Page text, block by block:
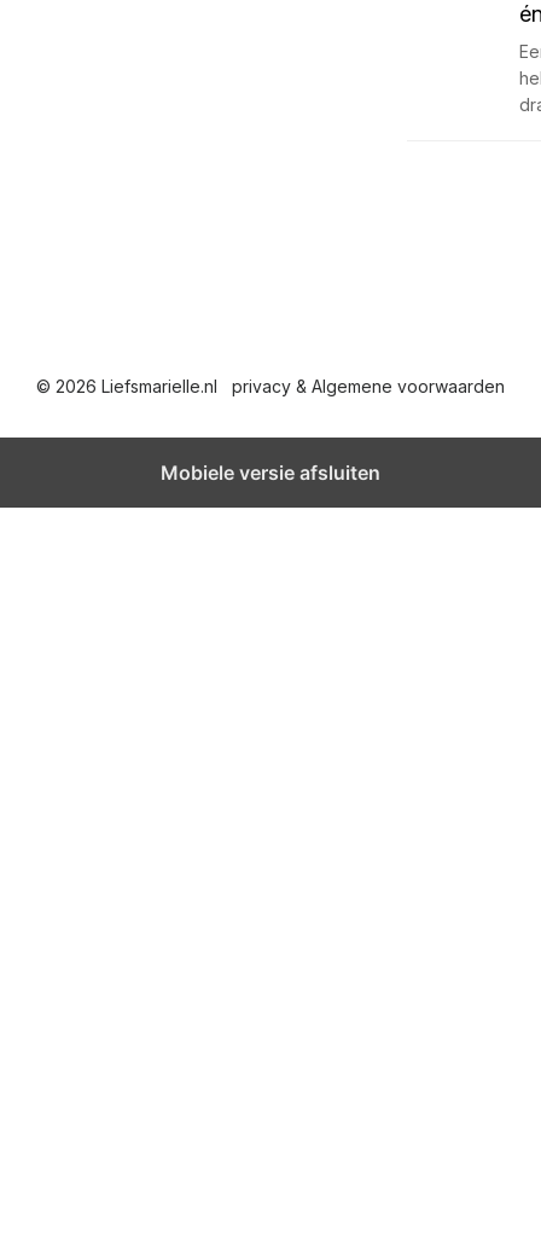
© 2026 Liefsmarielle.nl privacy & Algemene voorwaarden
Mobiele versie afsluiten